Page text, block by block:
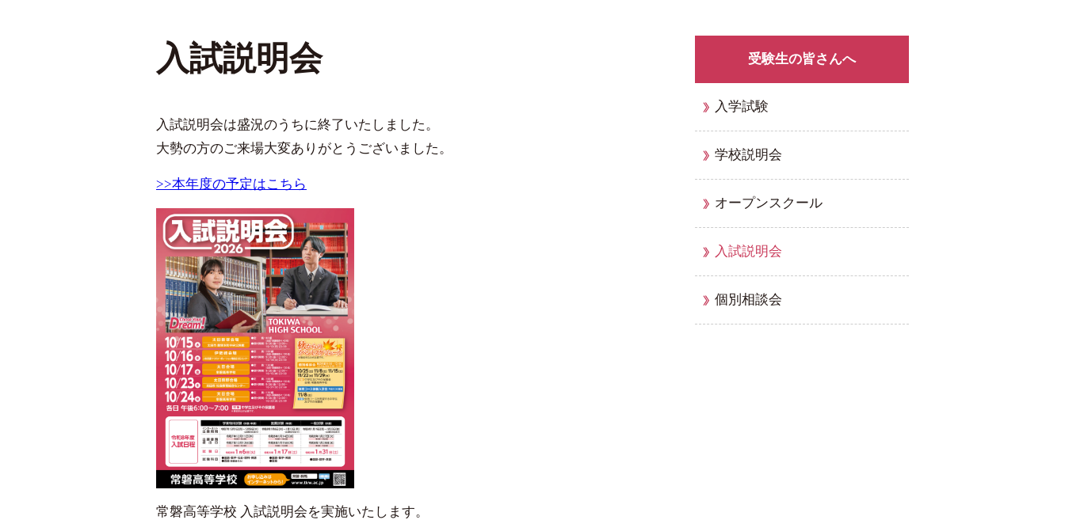
入試説明会
入試説明会は盛況のうちに終了いたしました。
大勢の方のご来場大変ありがとうございました。
>>本年度の予定はこちら
常磐高等学校 入試説明会を実施いたします。
受験生の皆さんへ
入学試験
学校説明会
オープンスクール
入試説明会
個別相談会